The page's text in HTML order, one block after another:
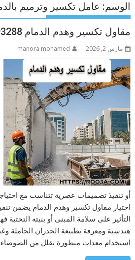
الوسم: عامل تكسير وترميم
مقاول تكسير وهدم الدمام 0502893288
مارس 2, 2026 manora mohamed
أو تنفيذ تصميمات عصرية تتناسب مع
اختيار مقاول تكسير وهدم الدمام يضمن
التأثير على سلامة المبنى أو بنيته التحتية
هندسية ومعرفة بطبيعة الجدران الحاملة
استخدام معدات متطورة تقلل من الضوضاء